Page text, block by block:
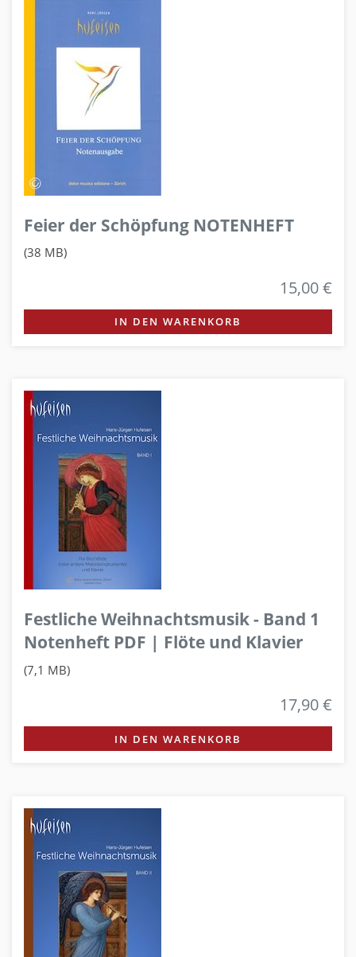
Feier der Schöpfung NOTENHEFT
(38 MB)
15,00 €
IN DEN WARENKORB
Festliche Weihnachtsmusik - Band 1
Notenheft PDF | Flöte und Klavier
(7,1 MB)
17,90 €
IN DEN WARENKORB